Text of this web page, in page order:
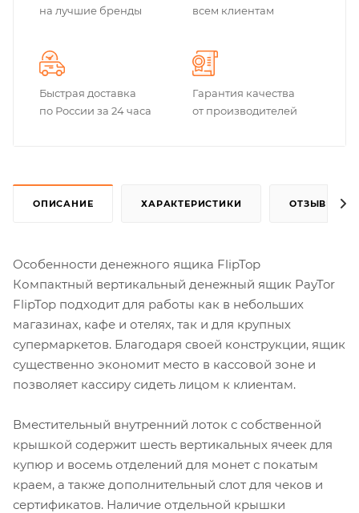
на лучшие бренды
всем клиентам
Быстрая доставка
по России за 24 часа
Гарантия качества
от производителей
ОПИСАНИЕ ХАРАКТЕРИСТИКИ ОТЗЫВЫ
Особенности денежного ящика FlipTop
Компактный вертикальный денежный ящик PayTor
FlipTop подходит для работы как в небольших
магазинах, кафе и отелях, так и для крупных
супермаркетов. Благодаря своей конструкции, ящик
существенно экономит место в кассовой зоне и
позволяет кассиру сидеть лицом к клиентам.
Вместительный внутренний лоток с собственной
крышкой содержит шесть вертикальных ячеек для
купюр и восемь отделений для монет с покатым
краем, а также дополнительный слот для чеков и
сертификатов. Наличие отдельной крышки